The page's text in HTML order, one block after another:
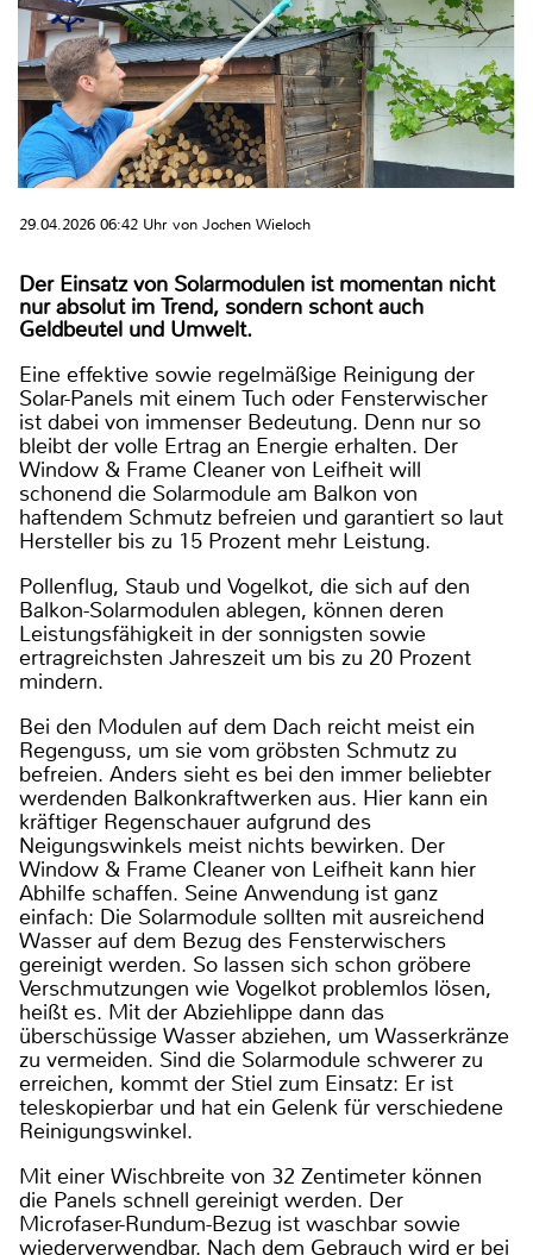
29.04.2026 06:42 Uhr von Jochen Wieloch
Der Einsatz von Solarmodulen ist momentan nicht
nur absolut im Trend, sondern schont auch
Geldbeutel und Umwelt.
Eine effektive sowie regelmäßige Reinigung der
Solar-Panels mit einem Tuch oder Fensterwischer
ist dabei von immenser Bedeutung. Denn nur so
bleibt der volle Ertrag an Energie erhalten. Der
Window & Frame Cleaner von Leifheit will
schonend die Solarmodule am Balkon von
haftendem Schmutz befreien und garantiert so laut
Hersteller bis zu 15 Prozent mehr Leistung.
Pollenflug, Staub und Vogelkot, die sich auf den
Balkon-Solarmodulen ablegen, können deren
Leistungsfähigkeit in der sonnigsten sowie
ertragreichsten Jahreszeit um bis zu 20 Prozent
mindern.
Bei den Modulen auf dem Dach reicht meist ein
Regenguss, um sie vom gröbsten Schmutz zu
befreien. Anders sieht es bei den immer beliebter
werdenden Balkonkraftwerken aus. Hier kann ein
kräftiger Regenschauer aufgrund des
Neigungswinkels meist nichts bewirken. Der
Window & Frame Cleaner von Leifheit kann hier
Abhilfe schaffen. Seine Anwendung ist ganz
einfach: Die Solarmodule sollten mit ausreichend
Wasser auf dem Bezug des Fensterwischers
gereinigt werden. So lassen sich schon gröbere
Verschmutzungen wie Vogelkot problemlos lösen,
heißt es. Mit der Abziehlippe dann das
überschüssige Wasser abziehen, um Wasserkränze
zu vermeiden. Sind die Solarmodule schwerer zu
erreichen, kommt der Stiel zum Einsatz: Er ist
teleskopierbar und hat ein Gelenk für verschiedene
Reinigungswinkel.
Mit einer Wischbreite von 32 Zentimeter können
die Panels schnell gereinigt werden. Der
Microfaser-Rundum-Bezug ist waschbar sowie
wiederverwendbar. Nach dem Gebrauch wird er bei